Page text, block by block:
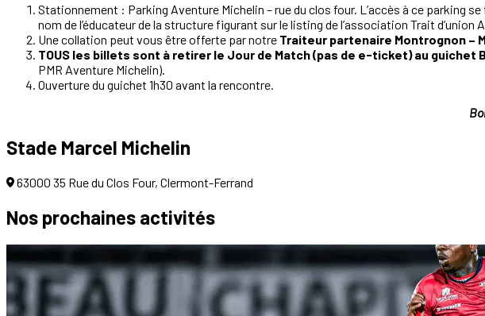
Stationnement : Parking Aventure Michelin – rue du clos four. L’accès à ce parking
nom de l’éducateur de la structure figurant sur le listing de l’association Trait d’union
Une collation peut vous être offerte par notre Traiteur partenaire Montrognon –
TOUS les billets sont à retirer le Jour de Match (pas de e-ticket) au guichet
PMR Aventure Michelin).
Ouverture du guichet 1h30 avant la rencontre.
Stade Marcel Michelin
63000 35 Rue du Clos Four, Clermont-Ferrand
Nos prochaines activités